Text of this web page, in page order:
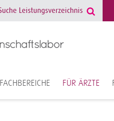
FACHBEREICHE FÜR ÄRZTE